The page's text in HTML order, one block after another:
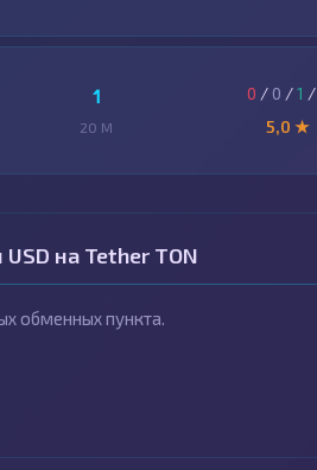
1
20 M
0 / 0 /1 /
5,0 ★
на Tether TON
обменных пункта.